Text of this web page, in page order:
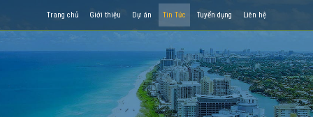
Trang chủ Giới thiệu Dự án Tin Tức Tuyển dụng Liên hệ